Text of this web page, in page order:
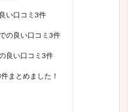
い口コミ3件
の良い口コミ3件
良い口コミ3件
まとめました！